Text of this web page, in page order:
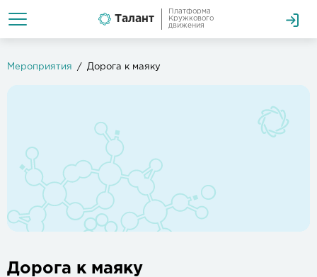
Талант
Платформа
Кружкового
движения
Мероприятия Дорога к маяку
Дорога к маяку